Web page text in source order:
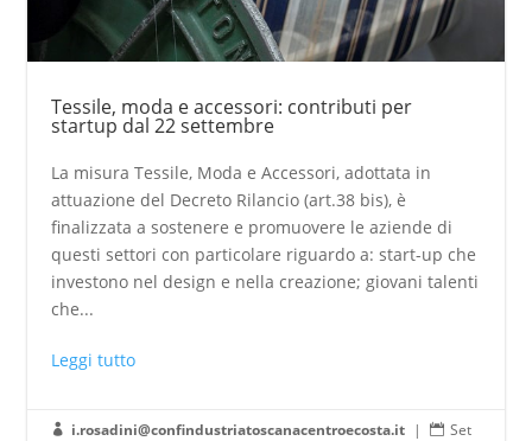
Tessile, moda e accessori: contributi per
startup dal 22 settembre
La misura Tessile, Moda e Accessori, adottata in
attuazione del Decreto Rilancio (art.38 bis), è
finalizzata a sostenere e promuovere le aziende di
questi settori con particolare riguardo a: start-up che
investono nel design e nella creazione; giovani talenti
che...
Leggi tutto
 i.rosadini@confindustriatoscanacentroecosta.it |  Set